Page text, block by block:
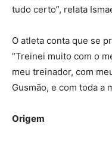
tudo certo”, relata
O atleta conta que se
“Treinei muito com o
meu treinador, com
Gusmão, e com toda a
Origem